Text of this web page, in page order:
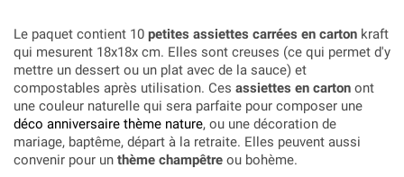
Le paquet contient 10 petites assiettes carrées en carton kraft
qui mesurent 18x18x cm. Elles sont creuses (ce qui permet d'y
mettre un dessert ou un plat avec de la sauce) et
compostables après utilisation. Ces assiettes en carton ont
une couleur naturelle qui sera parfaite pour composer une
déco anniversaire thème nature, ou une décoration de
mariage, baptême, départ à la retraite. Elles peuvent aussi
convenir pour un thème champêtre ou bohème.